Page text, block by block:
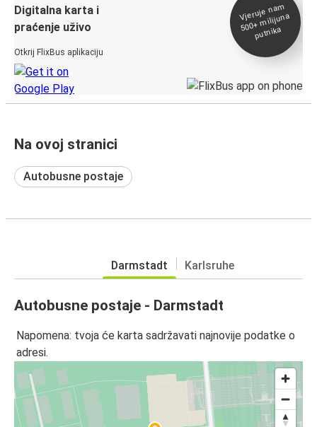
Digitalna karta i
praćenje uživo
Otkrij FlixBus aplikaciju
Vjeruje na
m
500+
milijuna
putnika
Na ovoj stranici
Autobusne postaje
Darmstadt Karlsruhe
Autobusne postaje - Darmstadt
Napomena: tvoja će karta sadržavati najnovije podatke o
adresi.